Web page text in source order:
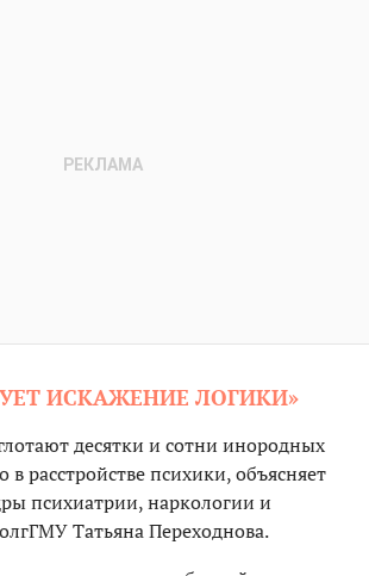
ИСКАЖЕНИЕ ЛОГИКИ»
десятки и сотни инородных
в расстройстве психики, объясняет
психиатрии, наркологии и
Татьяна Переходнова.